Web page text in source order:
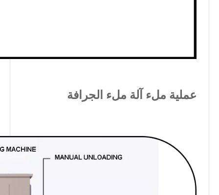
عملية ملء آلة ملء الجرافة